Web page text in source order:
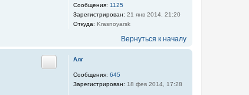
Сообщения: 1125
Зарегистрирован: 21 янв 2014, 21:20
Откуда: Krasnoyarsk
Вернуться к началу
Алг
Сообщения: 645
Зарегистрирован: 18 фев 2014, 17:28
Цитата